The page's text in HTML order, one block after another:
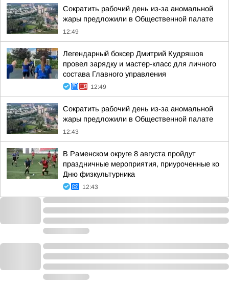
Сократить рабочий день из-за аномальной
жары предложили в Общественной палате
12:49
Легендарный боксер Дмитрий Кудряшов
провел зарядку и мастер-класс для личного
состава Главного управления
12:49
Сократить рабочий день из-за аномальной
жары предложили в Общественной палате
12:43
В Раменском округе 8 августа пройдут
праздничные мероприятия, приуроченные ко
Дню физкультурника
12:43